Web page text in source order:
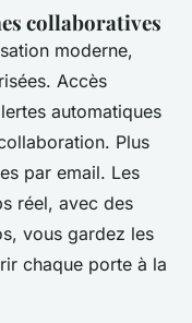
collaboratives
moderne,
Accès
automatiques
Plus
par email. Les
réel, avec des
vous gardez les
chaque porte à la